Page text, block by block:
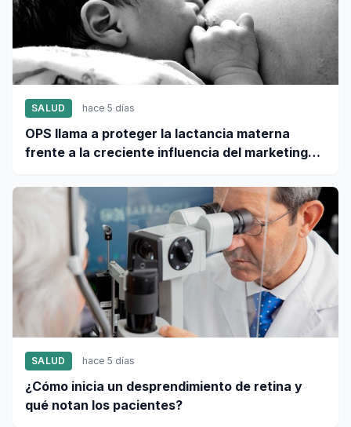
SALUD hace 5 días
OPS llama a proteger la lactancia materna
frente a la creciente influencia del marketing
SALUD hace 5 días
¿Cómo inicia un desprendimiento de retina y
qué notan los pacientes?